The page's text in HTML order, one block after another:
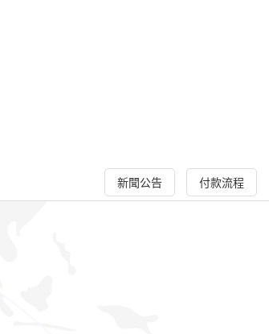
新聞公告 付款流程